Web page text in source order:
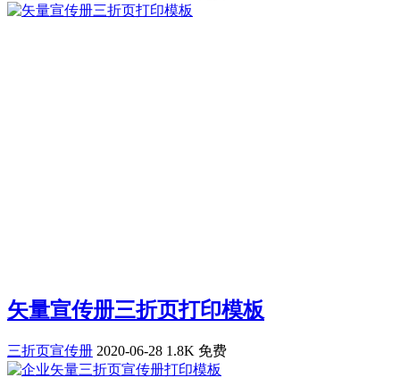
矢量宣传册三折页打印模板
三折页宣传册 2020-06-28 1.8K 免费